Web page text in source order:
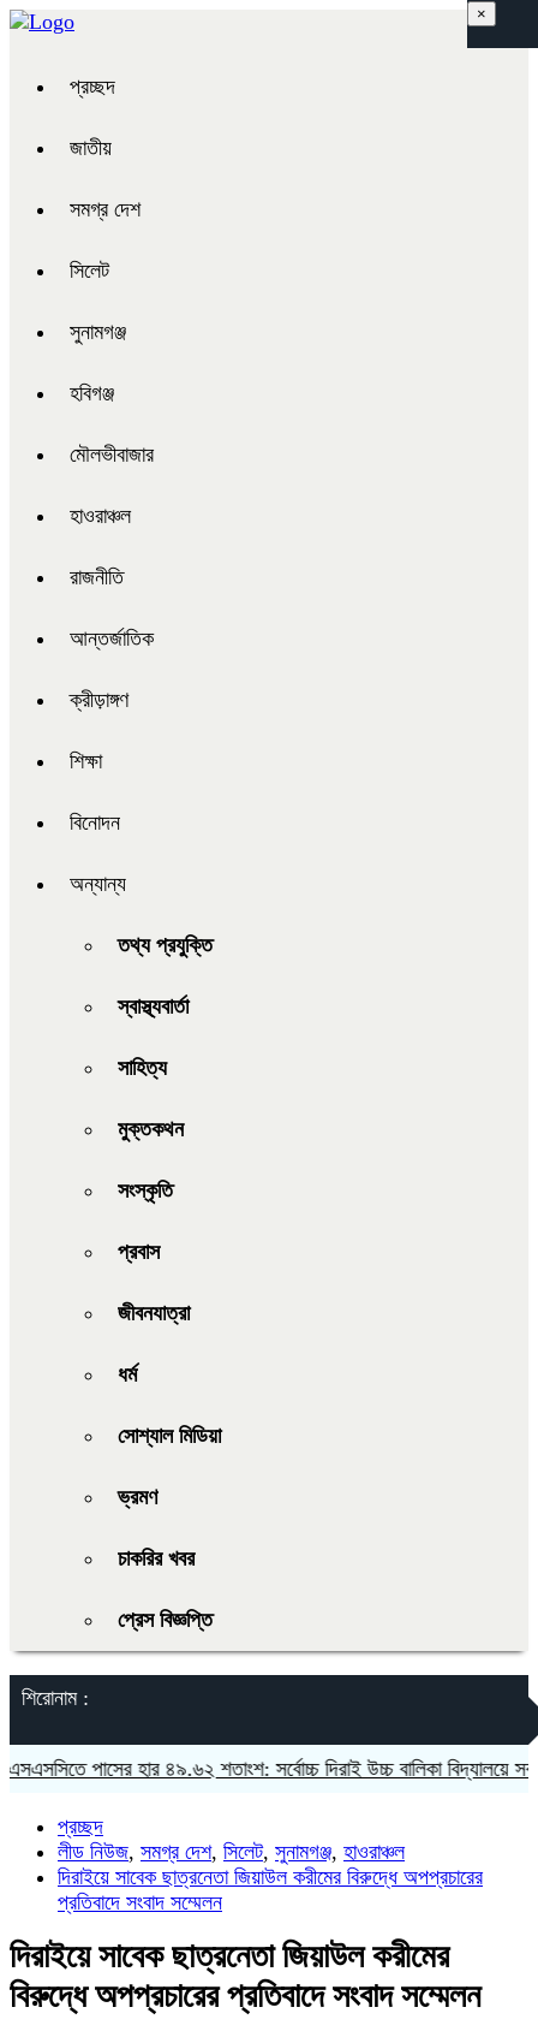
প্রচ্ছদ
জাতীয়
সমগ্র দেশ
সিলেট
সুনামগঞ্জ
হবিগঞ্জ
মৌলভীবাজার
হাওরাঞ্চল
রাজনীতি
আন্তর্জাতিক
ক্রীড়াঙ্গণ
শিক্ষা
বিনোদন
অন্যান্য
তথ্য প্রযুক্তি
স্বাস্থ্যবার্তা
সাহিত্য
মুক্তকথন
সংস্কৃতি
প্রবাস
জীবনযাত্রা
ধর্ম
সোশ্যাল মিডিয়া
ভ্রমণ
চাকরির খবর
প্রেস বিজ্ঞপ্তি
শিরোনাম :
পাসের হার ৪৯.৬২ শতাংশ: সর্বোচ্চ দিরাই উচ্চ বালিকা বিদ্যালয়ে
×
প্রচ্ছদ
লীড নিউজ, সমগ্র দেশ, সিলেট, সুনামগঞ্জ, হাওরাঞ্চল
দিরাইয়ে সাবেক ছাত্রনেতা জিয়াউল করীমের বিরুদ্ধে অপপ্রচারের
প্রতিবাদে সংবাদ সম্মেলন
দিরাইয়ে সাবেক ছাত্রনেতা জিয়াউল করীমের
বিরুদ্ধে অপপ্রচারের প্রতিবাদে সংবাদ সম্মেলন